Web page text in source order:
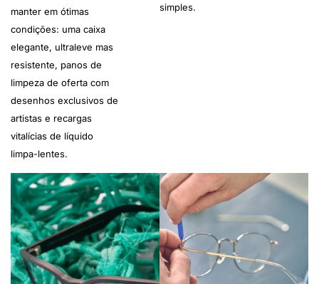
manter em ótimas
condições: uma caixa
elegante, ultraleve mas
resistente, panos de
limpeza de oferta com
desenhos exclusivos de
artistas e recargas
vitalícias de líquido
limpa-lentes.
simples.